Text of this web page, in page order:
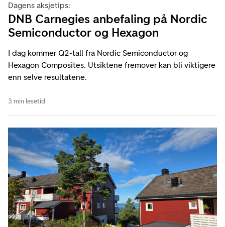
Dagens aksjetips:
DNB Carnegies anbefaling på Nordic
Semiconductor og Hexagon
I dag kommer Q2-tall fra Nordic Semiconductor og
Hexagon Composites. Utsiktene fremover kan bli viktigere
enn selve resultatene.
3 min lesetid